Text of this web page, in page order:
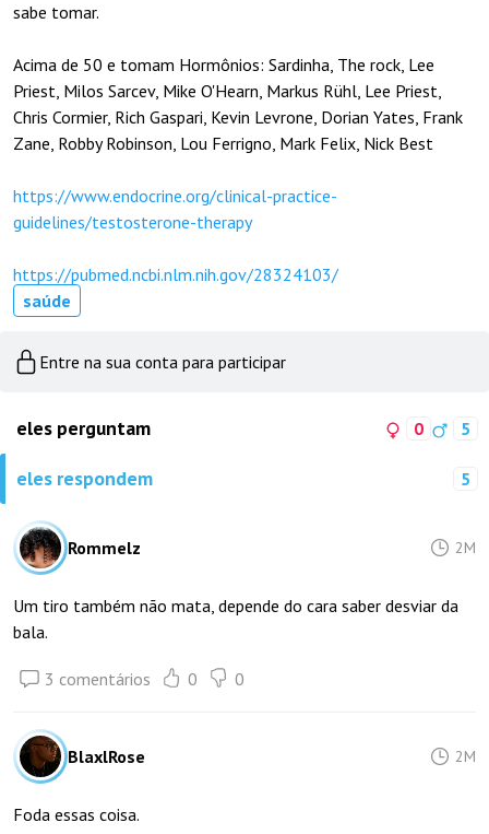
sabe tomar.
Acima de 50 e tomam Hormônios: Sardinha, The rock, Lee
Priest, Milos Sarcev, Mike O'Hearn, Markus Rühl, Lee Priest,
Chris Cormier, Rich Gaspari, Kevin Levrone, Dorian Yates, Frank
Zane, Robby Robinson, Lou Ferrigno, Mark Felix, Nick Best
https://www.endocrine.org/clinical-practice-
guidelines/testosterone-therapy
https://pubmed.ncbi.nlm.nih.gov/28324103/
saúde
Entre na sua conta para participar
eles perguntam 0 5
eles respondem 5
Rommelz 2M
Um tiro também não mata, depende do cara saber desviar da
bala.
3 comentários 0 0
BlaxlRose 2M
Foda essas coisa.